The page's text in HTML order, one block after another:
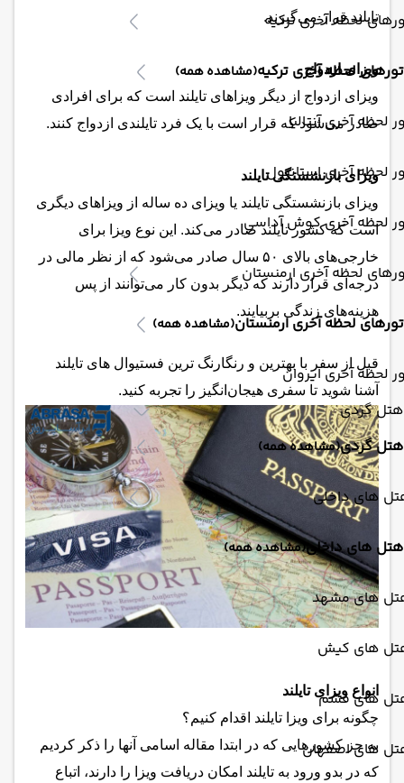
لحظه آخری ترکیه
تورهای لحظه آخری ترکیه(مشاهده همه)
لحظه آخری آنتالیا
لحظه آخری استانبول
لحظه آخری کوش آداسی
لحظه آخری ارمنستان
تورهای لحظه آخری ارمنستان(مشاهده همه)
لحظه آخری ایروان
هتل گردی
هتل گردی(مشاهده همه)
های داخلی
هتل های داخلی(مشاهده همه)
های مشهد
های کیش
های قشم
های اصفهان
تایلند قرار می‌گیرند.
ویزای ازدواج
ویزای ازدواج از دیگر ویزاهای تایلند است که برای افرادی
صادر می‌شود که قرار است با یک فرد تایلندی ازدواج کنند.
ویزای بازنشستگی تایلند
ویزای بازنشستگی تایلند یا ویزای ده ساله از ویزاهای دیگری
است که کشور تایلند صادر می‌کند. این نوع ویزا برای
خارجی‌های بالای ۵۰ سال صادر می‌شود که از نظر مالی در
درجه‌ای قرار دارند که دیگر بدون کار می‌توانند از پس
هزینه‌های زندگی بربیایند.
قبل از سفر با بهترین و رنگارنگ ترین فستیوال های تایلند
آشنا شوید تا سفری هیجان‌انگیز را تجربه کنید.
انواع ویزای تایلند
چگونه برای ویزا تایلند اقدام کنیم؟
به جز کشورهایی که در ابتدا مقاله اسامی آنها را ذکر کردیم
که در بدو ورود به تایلند امکان دریافت ویزا را دارند، اتباع